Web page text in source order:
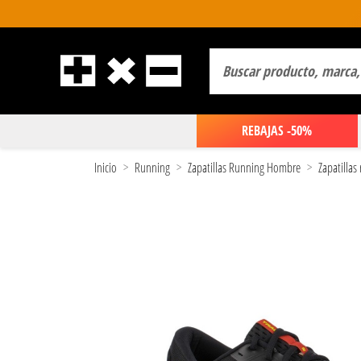
REBAJAS -50%
Inicio Running Zapatillas Running Hombre